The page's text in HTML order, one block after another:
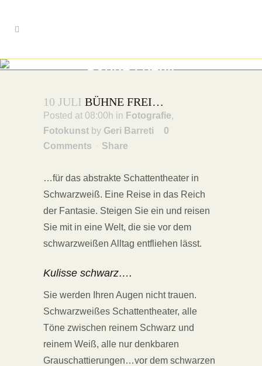
10 JULI BÜHNE FREI…
Posted at 08:00h in Fotografie,
Fotokunst by Geri Barreti
0
Comments
Share
…für das abstrakte Schattentheater in
Schwarzweiß. Eine Reise in das Reich
der Fantasie. Steigen Sie ein und reisen
Sie mit in eine Welt, die sie vor dem
schwarzweißen Alltag entfliehen lässt.
Kulisse schwarz….
Sie werden Ihren Augen nicht trauen.
Schwarzweißes Schattentheater, alle
Töne zwischen reinem Schwarz und
reinem Weiß, alle nur denkbaren
Grauschattierungen…vor dem schwarzen